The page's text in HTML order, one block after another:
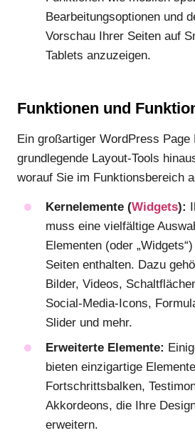
Bearbeitungsoptionen und
Vorschau Ihrer Seiten auf
Tablets anzuzeigen.
Funktionen und
Ein großartiger WordPress Page
grundlegende Layout-Tools
worauf Sie im Funktionsbereich
Kernelemente (Widgets):
muss eine vielfältige
Elementen (oder
Seiten enthalten. Dazu
Bilder, Videos,
Social-Media-Icons,
Slider und mehr.
Erweiterte Elemente:
bieten einzigartige
Fortschrittsbalken,
Akkordeons, die Ihre
erweitern.